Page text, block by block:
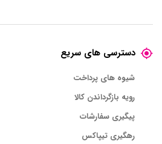
دسترسی های سریع
شیوه های پرداخت
رویه بازگرداندن کالا
پیگیری سفارشات
رهگیری تیپاکس